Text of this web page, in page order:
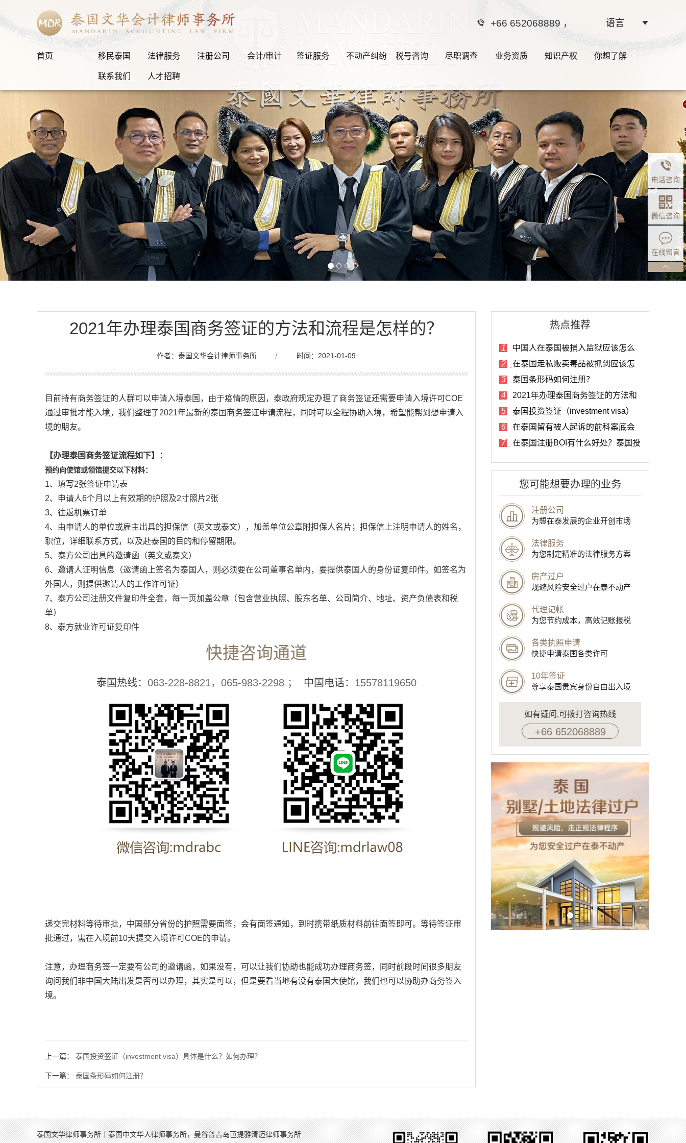
语言
+66 652068889 ，
首页 移民泰国 法律服务 注册公司 会计/审计 签证服务 不动产纠纷 税号咨询 尽职调查 业务资质 知识产权 你想了解
联系我们 人才招聘 “自由的边界
文华泰国律
2021年办理泰国商务签证的方法和流程是怎样的？
作者：泰国文华会计律师事务所 ｜ 时间：2021-01-09
目前持有商务签证的人群可以申请入境泰国，由于疫情的原因，泰政府规定办理了商务签证还需要申请入境许可COE
通过审批才能入境，我们整理了2021年最新的泰国商务签证申请流程，同时可以全程协助入境，希望能帮到想申请入
境的朋友。
【办理泰国商务签证流程如下】：
预约向使馆或领馆提交以下材料：
1、填写2张签证申请表
2、申请人6个月以上有效期的护照及2寸照片2张
3、往返机票订单
4、由申请人的单位或雇主出具的担保信（英文或泰文），加盖单位公章附担保人名片；担保信上注明申请人的姓名，
职位，详细联系方式，以及赴泰国的目的和停留期限。
5、泰方公司出具的邀请函（英文或泰文）
6、邀请人证明信息（邀请函上签名为泰国人，则必须要在公司董事名单内，要提供泰国人的身份证复印件。如签名为
外国人，则提供邀请人的工作许可证）
7、泰方公司注册文件复印件全套，每一页加盖公章（包含营业执照、股东名单、公司简介、地址、资产负债表和税
单）
8、泰方就业许可证复印件
快捷咨询通道
泰国热线： 063-228-8821，065-983-2298 ； 中国电话： 15578119650
递交完材料等待审批，中国部分省份的护照需要面签，会有面签通知，到时携带纸质材料前往面签即可。等待签证审
批通过，需在入境前10天提交入境许可COE的申请。
注意，办理商务签一定要有公司的邀请函，如果没有，可以让我们协助也能成功办理商务签，同时前段时间很多朋友
询问我们非中国大陆出发是否可以办理，其实是可以，但是要看当地有没有泰国大使馆，我们也可以协助办商务签入
境。
上一篇： 泰国投资签证（investment visa）具体是什么？如何办理？
下一篇： 泰国条形码如何注册？
热点推荐
1
中国人在泰国被捕入监狱应该怎么
2
在泰国走私贩卖毒品被抓到应该怎
3
泰国条形码如何注册？
4
2021年办理泰国商务签证的方法和
5
泰国投资签证（investment visa）
6
在泰国留有被人起诉的前科案底会
7
在泰国注册BOI有什么好处？泰国投
您可能想要办理的业务
注册公司
为想在泰发展的企业开创市场
法律服务
为您制定精准的法律服务方案
房产过户
规避风险安全过户在泰不动产
代理记帐
为您节约成本，高效记账报税
各类执照申请
快捷申请泰国各类许可
10年签证
尊享泰国贵宾身份自由出入境
如有疑问,可拨打咨询热线
+66 652068889
泰国文华律师事务所｜泰国中文华人律师事务所，曼谷普吉岛芭提雅清迈律师事务所
电话咨询
微信咨询
在线留言